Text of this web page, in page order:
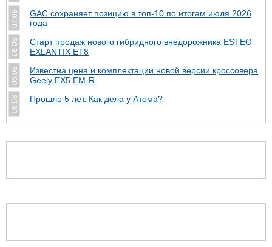
07.08
GAC сохраняет позицию в топ-10 по итогам июля 2026
года
06.08
Старт продаж нового гибридного внедорожника ESTEO
EXLANTIX ET8
06.08
Известна цена и комплектации новой версии кроссовера
Geely EX5 EM-R
06.08 Прошло 5 лет. Как дела у Атома?